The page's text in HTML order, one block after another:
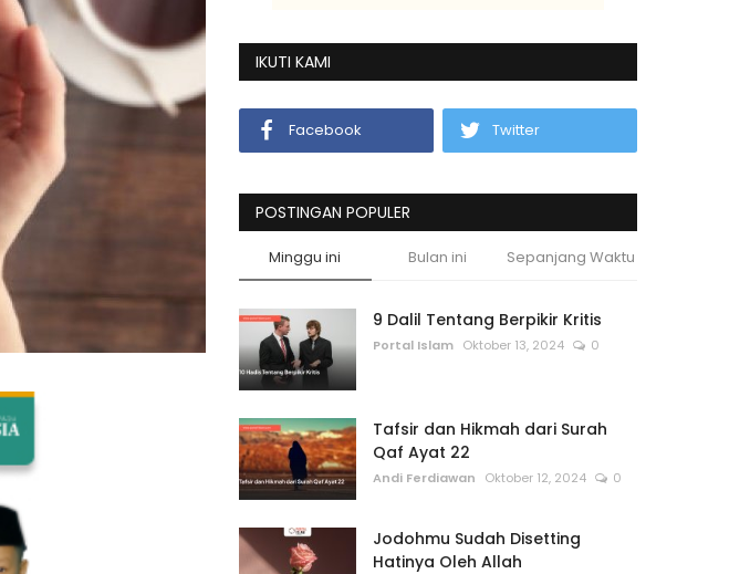
IKUTI KAMI
Facebook Twitter
POSTINGAN POPULER
Minggu ini Bulan ini Sepanjang Waktu
9 Dalil Tentang Berpikir Kritis
Portal Islam Oktober 13, 2024 0
Tafsir dan Hikmah dari Surah
Qaf Ayat 22
Andi Ferdiawan Oktober 12, 2024 0
Jodohmu Sudah Disetting
Hatinya Oleh Allah